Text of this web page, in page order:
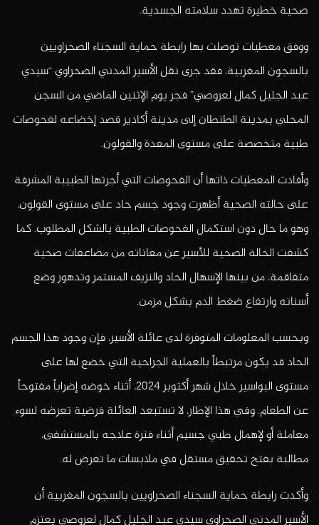
صحية خطيرة تهدد سلامته الجسدية.
ووفق معطيات توصلت بها رابطة حماية السجناء الصحراويين
بالسجون المغربية، فقد جرى نقل الأسير المدني الصحراوي “سيدي
عبد الجليل كمال لعروصي” فجر يوم الإثنين الماضي من السجن
المحلي بمدينة الطنطان إلى مدينة أكادير قصد إخضاعه لفحوصات
طبية متخصصة على مستوى المعدة والقولون.
وأفادت المعطيات ذاتها أن الفحوصات التي أجرتها الطبيبة المشرفة
على حالته الصحية أظهرت وجود جسم حاد على مستوى القولون،
وهو ما حال دون استكمال الفحوصات الطبية بالشكل المطلوب. كما
كشفت الحالة الصحية للأسير عن معاناته من مضاعفات صحية
متفاقمة، من بينها الإسهال الحاد والنزيف المستمر وتدهور وضع
أسنانه وارتفاع ضغط الدم بشكل مزمن.
وبحسب المعلومات المتوفرة لدى عائلة الأسير، فإن وجود هذا الجسم
الحاد قد يكون مرتبطاً بالعملية الجراحية التي خضع لها على
مستوى البواسير خلال شهر أكتوبر 2024، أثناء خوضه إضراباً مفتوحاً
عن الطعام. وفي هذا الإطار، لا تستبعد العائلة فرضية تعرضه لسوء
معاملة أو لإهمال طبي جسيم أثناء فترة علاجه بالمستشفى،
مطالبة بفتح تحقيق مستقل في ملابسات ما تعرض له.
وأكدت رابطة حماية السجناء الصحراويين بالسجون المغربية أن
الأسير المدني الصحراوي سيدي عبد الجليل كمال لعروصي يعتزم